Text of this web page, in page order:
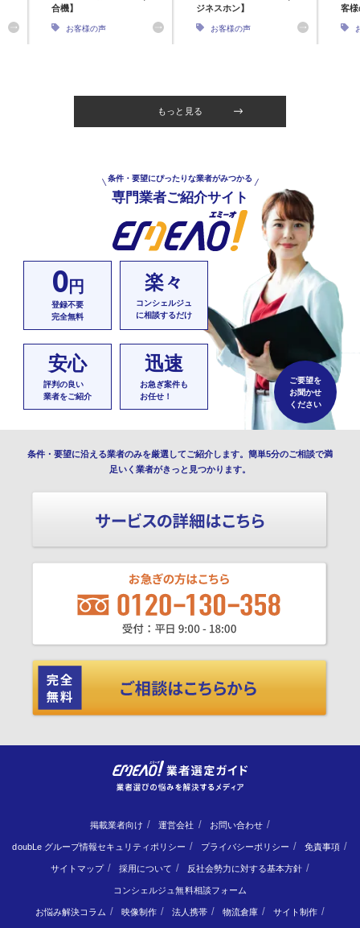
合機】
お客様の声
ジネスホン】
お客様の声
客
もっと見る
条件・要望にぴったりな業者がみつかる
専門業者ご紹介サイト
0円
登録不要
完全無料
楽々
コンシェルジュ
に相談するだけ
安心
評判の良い
業者をご紹介
迅速
お急ぎ案件も
お任せ！
ご要望を
お聞かせ
ください
条件・要望に沿える業者のみを厳選してご紹介します。簡単5分のご相談で満
足いく業者がきっと見つかります。
掲載業者向け 運営会社 お問い合わせ
doubLe グループ情報セキュリティポリシー プライバシーポリシー 免責事項
サイトマップ 採用について 反社会勢力に対する基本方針
コンシェルジュ無料相談フォーム
お悩み解決コラム 映像制作 法人携帯 物流倉庫 サイト制作